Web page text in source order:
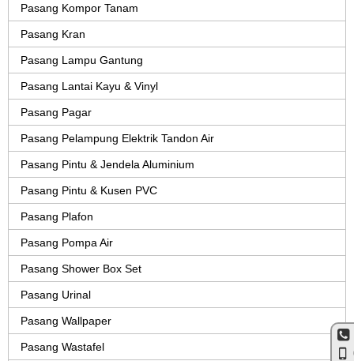
Pasang Kompor Tanam
Pasang Kran
Pasang Lampu Gantung
Pasang Lantai Kayu & Vinyl
Pasang Pagar
Pasang Pelampung Elektrik Tandon Air
Pasang Pintu & Jendela Aluminium
Pasang Pintu & Kusen PVC
Pasang Plafon
Pasang Pompa Air
Pasang Shower Box Set
Pasang Urinal
Pasang Wallpaper
Pasang Wastafel